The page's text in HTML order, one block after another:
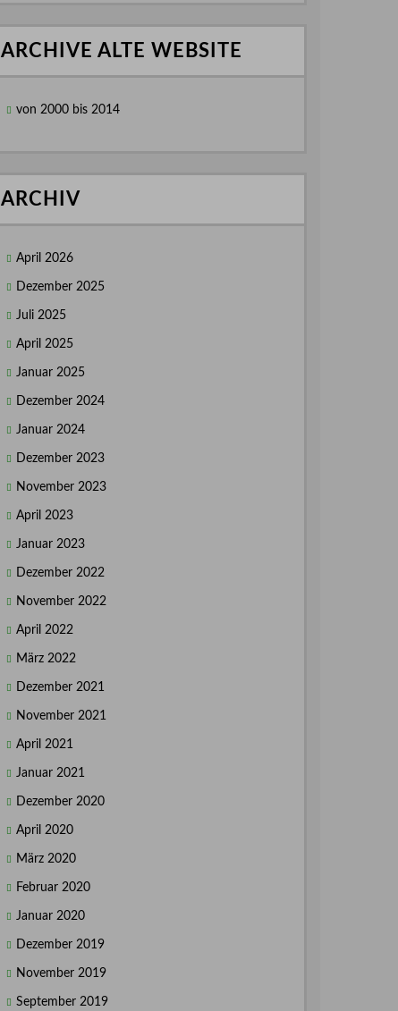
ARCHIVE ALTE WEBSITE
von 2000 bis 2014
ARCHIV
April 2026
Dezember 2025
Juli 2025
April 2025
Januar 2025
Dezember 2024
Januar 2024
Dezember 2023
November 2023
April 2023
Januar 2023
Dezember 2022
November 2022
April 2022
März 2022
Dezember 2021
November 2021
April 2021
Januar 2021
Dezember 2020
April 2020
März 2020
Februar 2020
Januar 2020
Dezember 2019
November 2019
September 2019